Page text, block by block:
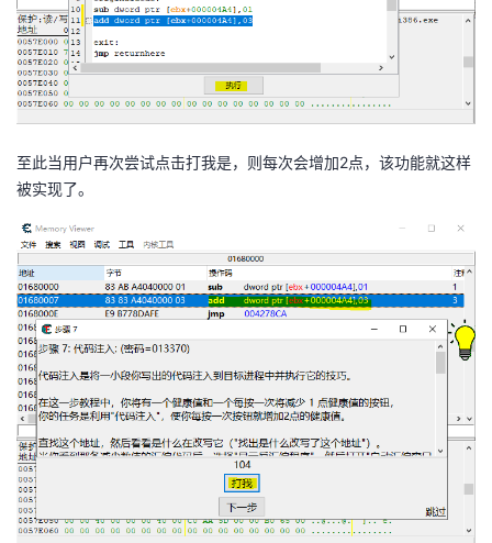
至此当用户再次尝试点击打我是，则每次会增加2点，该功能就这样
被实现了。